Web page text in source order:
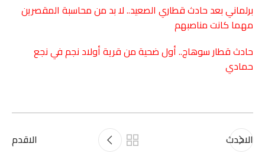
برلماني بعد حادث قطاري الصعيد.. لا بد من محاسبة المقصرين
مهما كانت مناصبهم
حادث قطار سوهاج.. أول ضحية من قرية أولاد نجم في نجع
حمادي
الاحدث الاقدم